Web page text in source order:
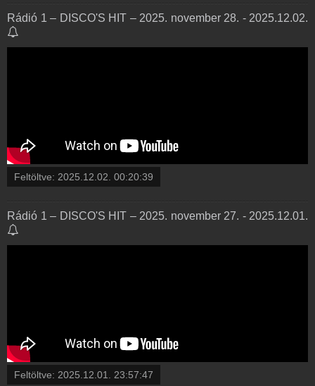
Rádió 1 – DISCO'S HIT – 2025. november 28. - 2025.12.02.
Feltöltve: 2025.12.02. 00:20:39
Rádió 1 – DISCO'S HIT – 2025. november 27. - 2025.12.01.
Feltöltve: 2025.12.01. 23:57:47